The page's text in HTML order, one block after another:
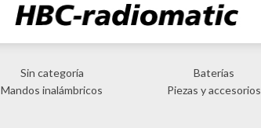
Sin categoría Baterías
Mandos inalámbricos
Piezas y accesorios